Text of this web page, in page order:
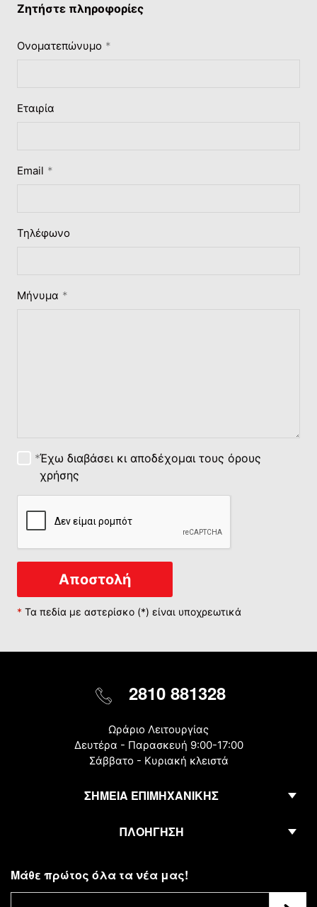
Ζητήστε πληροφορίες
Ονοματεπώνυμο
Εταιρία
Email
Τηλέφωνο
Μήνυμα
Έχω διαβάσει κι αποδέχομαι τους όρους
χρήσης
Αποστολή
* Τα πεδία με αστερίσκο (*) είναι υποχρεωτικά
2810 881328
Ωράριο Λειτουργίας
Δευτέρα - Παρασκευή 9:00-17:00
Σάββατο - Κυριακή κλειστά
ΣΗΜΕΙΑ ΕΠΙΜΗΧΑΝΙΚΗΣ
ΠΛΟΗΓΗΣΗ
Μάθε πρώτος όλα τα νέα μας!